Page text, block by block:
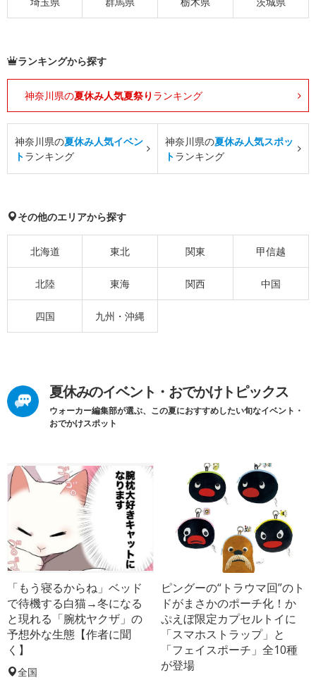
ランキングから探す
神奈川県の夏休み人気夏祭り ランキング
神奈川県の夏休み人気イベン
トランキング
神奈川県の夏休み人気スポッ
トランキング
その他のエリアから探す
北海道 東北 関東 甲信越
北陸 東海 関西 中国
四国 九州・沖縄
夏休みのイベント・おでかけトピックス
ウォーカー編集部が選ぶ、この夏におすすめしたい旬なイベント・
おでかけスポット
「もう寝るからね」ベッド
で待機する白猫→冬になる
と現れる「腕枕ヤクザ」の
予想外な生態【作者に聞
く】
全国
ピングーの“トラウマ回”のト
ドがまさかのポーチ化！か
ぷえぼ限定カプセルトイに
「スマホストラップ」と
「フェイスポーチ」全10種
が登場